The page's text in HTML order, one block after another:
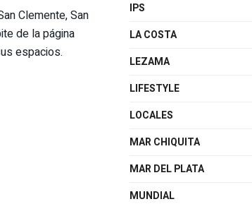
Clemente, San
de la página
espacios.
IPS
LA COSTA
LEZAMA
LIFESTYLE
LOCALES
MAR CHIQUITA
MAR DEL PLATA
MUNDIAL